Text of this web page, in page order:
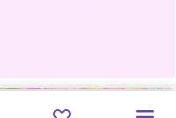
vis
combinație